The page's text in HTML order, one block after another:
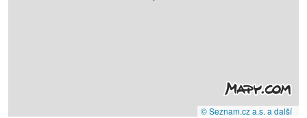
© Seznam.cz a.s. a další